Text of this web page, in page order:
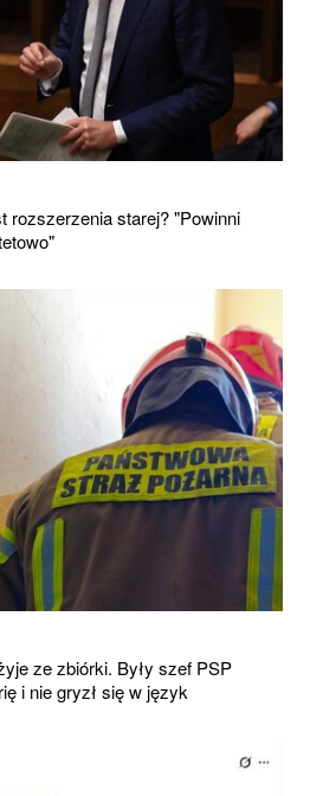
rozszerzenia starej? "Powinni
ze zbiórki. Były szef PSP
i nie gryzł się w język